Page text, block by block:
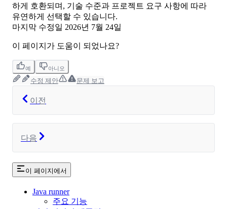
하게 호환되며, 기술 수준과 프로젝트 요구 사항에 따라
유연하게 선택할 수 있습니다.
마지막 수정일 2026년 7월 24일
이 페이지가 도움이 되었나요?
예 아니오
수정 제안 문제 보고
이전
다음
이 페이지에서
Java runner
주요 기능